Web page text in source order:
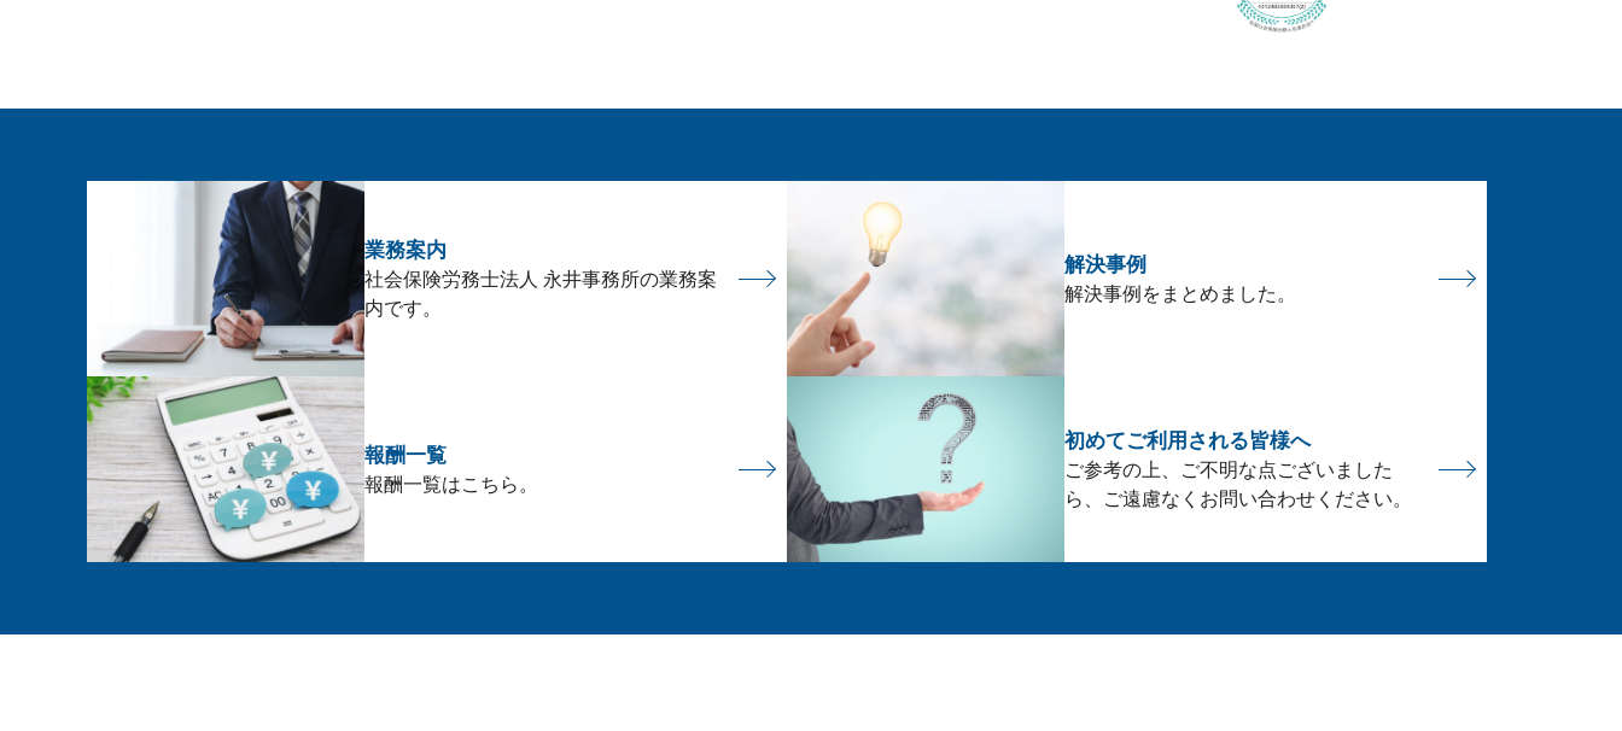
業務案内
社会保険労務士法人 永井事務所の業務案
内です。
解決事例
解決事例をまとめました。
報酬一覧
報酬一覧はこちら。
初めてご利用される皆様へ
ご参考の上、ご不明な点ございました
ら、ご遠慮なくお問い合わせください。